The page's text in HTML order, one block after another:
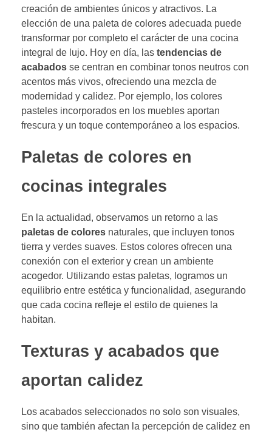
creación de ambientes únicos y atractivos. La
elección de una paleta de colores adecuada puede
transformar por completo el carácter de una cocina
integral de lujo. Hoy en día, las tendencias de
acabados se centran en combinar tonos neutros con
acentos más vivos, ofreciendo una mezcla de
modernidad y calidez. Por ejemplo, los colores
pasteles incorporados en los muebles aportan
frescura y un toque contemporáneo a los espacios.
Paletas de colores en
cocinas integrales
En la actualidad, observamos un retorno a las
paletas de colores naturales, que incluyen tonos
tierra y verdes suaves. Estos colores ofrecen una
conexión con el exterior y crean un ambiente
acogedor. Utilizando estas paletas, logramos un
equilibrio entre estética y funcionalidad, asegurando
que cada cocina refleje el estilo de quienes la
habitan.
Texturas y acabados que
aportan calidez
Los acabados seleccionados no solo son visuales,
sino que también afectan la percepción de calidez en